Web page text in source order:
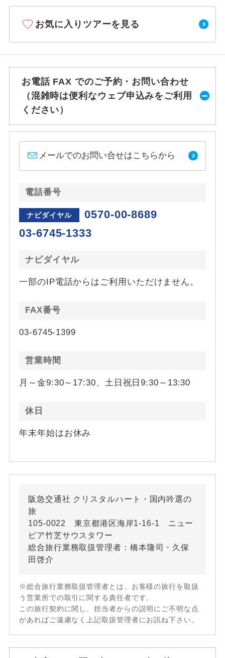
お気に入りツアーを見る
お電話 FAX でのご予約・お問い合わせ
（混雑時は便利なウェブ申込みをご利用
ください）
メールでのお問い合せはこちらから
電話番号
ナビダイヤル
0570-00-8689
03-6745-1333
ナビダイヤル
一部のIP電話からはご利用いただけません。
FAX番号
03-6745-1399
営業時間
月～金9:30～17:30、土日祝日9:30～13:30
休日
年末年始はお休み
阪急交通社 クリスタルハート・国内吟選の
旅
105-0022 東京都港区海岸1-16-1 ニュー
ピア竹芝サウスタワー
総合旅行業務取扱管理者：橋本隆司・久保
田啓介
※総合旅行業務取扱管理者とは、お客様の旅行を取扱
う営業所での取引に関する責任者です。
この旅行契約に関し、担当者からの説明にご不明な点
があればご遠慮なく上記取扱管理者にお訊ね下さい。